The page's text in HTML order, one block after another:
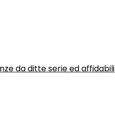
da ditte serie ed affidabili